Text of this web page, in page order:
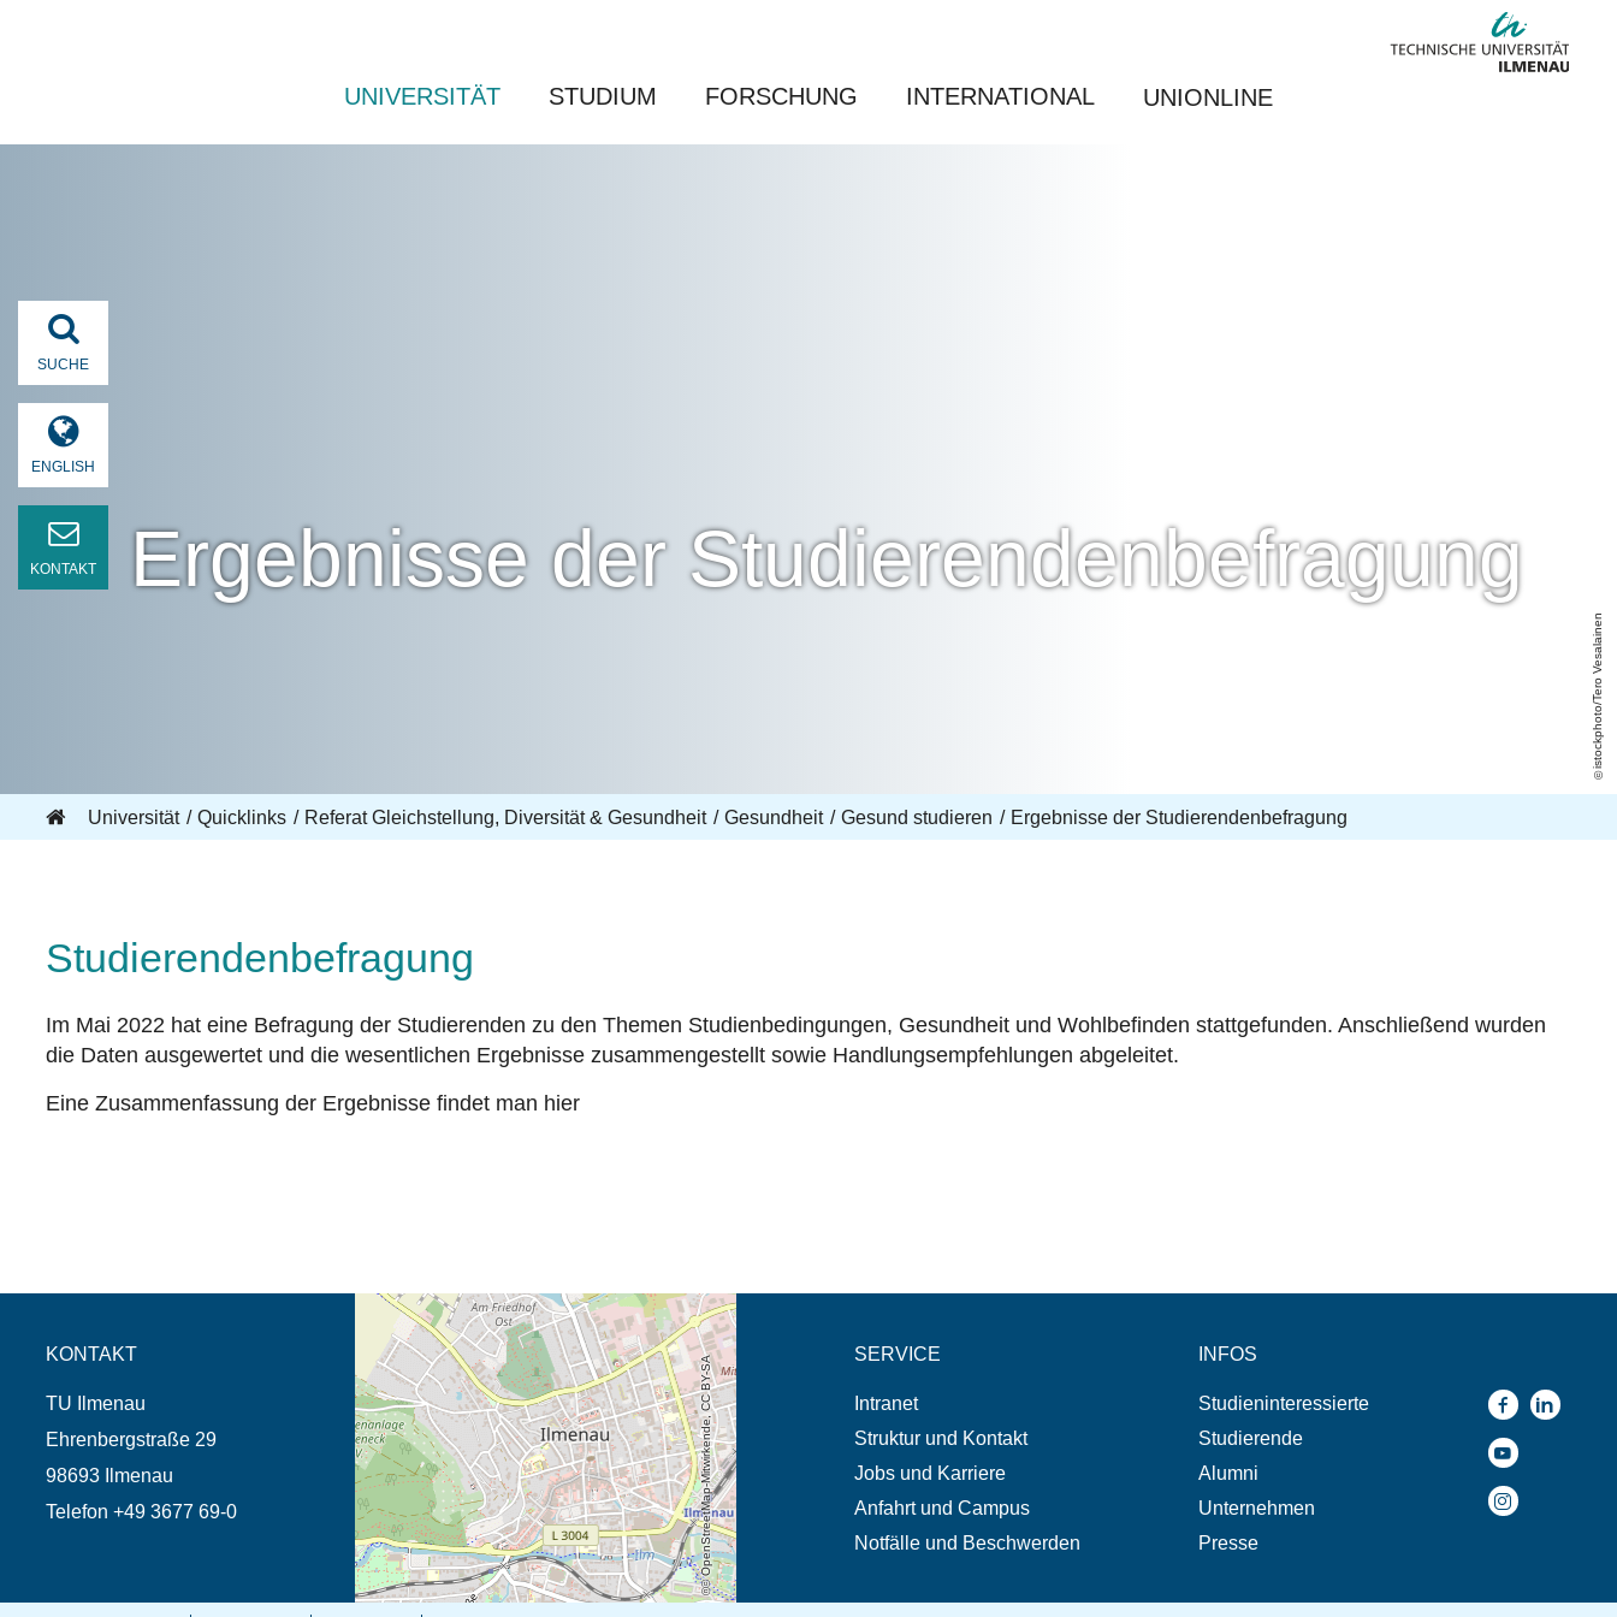
UNIVERSITÄT STUDIUM FORSCHUNG INTERNATIONAL UNIONLINE
istockphoto/Tero Vesalainen
SUCHE
ENGLISH
KONTAKT Ergebnisse der Studierendenbefragung
Universität Quicklinks Referat Gleichstellung, Diversität & Gesundheit Gesundheit Gesund studieren Ergebnisse der Studierendenbefragung
Studierendenbefragung
Im Mai 2022 hat eine Befragung der Studierenden zu den Themen Studienbedingungen, Gesundheit und Wohlbefinden stattgefunden. Anschließend wurden
die Daten ausgewertet und die wesentlichen Ergebnisse zusammengestellt sowie Handlungsempfehlungen abgeleitet.
Eine Zusammenfassung der Ergebnisse findet man hier
KONTAKT
TU Ilmenau
Ehrenbergstraße 29
98693 Ilmenau
Telefon +49 3677 69-0
Öffnet die Anfahrtsbeschreibung in neuem
Tab (Karte)
© OpenStreetMap-Mitwirkende, CC BY-SA SERVICE
Intranet
Struktur und Kontakt
Jobs und Karriere
Anfahrt und Campus
Notfälle und Beschwerden
INFOS
Studieninteressierte
Studierende
Alumni
Unternehmen
Presse